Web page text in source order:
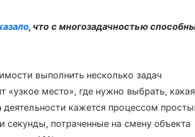
, что с многозадачностью
выполнить несколько задач
«узкое место», где нужно выбрать, какая
деятельности кажется процессом
потраченные на смену объекта